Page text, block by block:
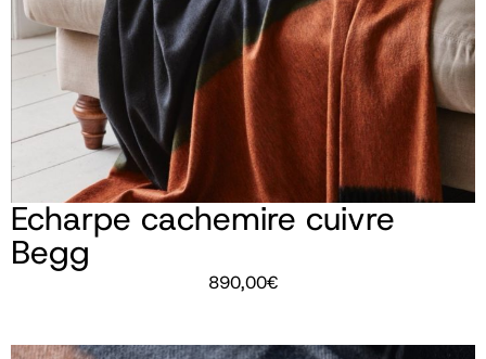
Echarpe cachemire cuivre
Begg
890,00€